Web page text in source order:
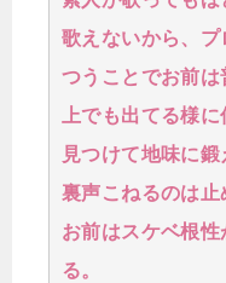
歌えないから、
つうことでお前は
上でも出てる様
見つけて地味に
裏声こねるのは止
お前はスケベ根
る。